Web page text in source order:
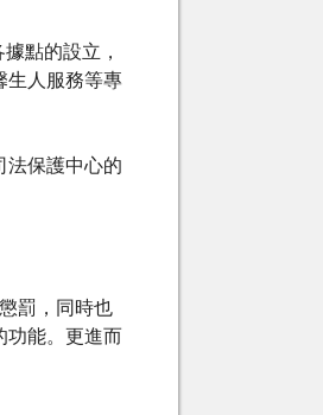
點的設立，
生人服務等專
法保護中心的
罰，同時也
功能。更進而